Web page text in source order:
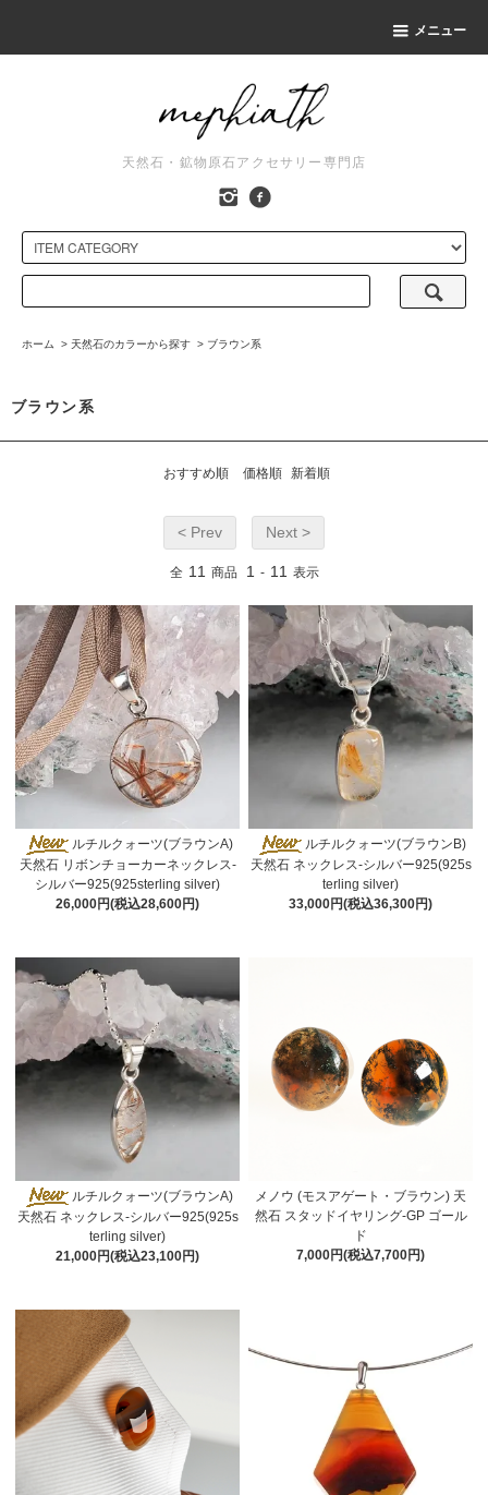
メニュー
天然石・鉱物原石アクセサリー専門店
ホーム > 天然石のカラーから探す > ブラウン系
ブラウン系
おすすめ順 価格順 新着順
< Prev Next >
全 11 商品 1 - 11 表示
ルチルクォーツ(ブラウンA)
天然石 リボンチョーカーネックレス-
シルバー925(925sterling silver)
26,000円(税込28,600円)
ルチルクォーツ(ブラウンB)
天然石 ネックレス-シルバー925(925s
terling silver)
33,000円(税込36,300円)
ルチルクォーツ(ブラウンA)
天然石 ネックレス-シルバー925(925s
terling silver)
21,000円(税込23,100円)
メノウ (モスアゲート・ブラウン) 天
然石 スタッドイヤリング-GP ゴール
ド
7,000円(税込7,700円)